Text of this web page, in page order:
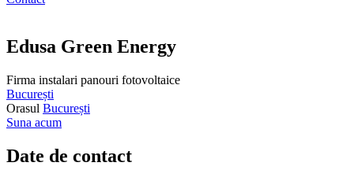
Edusa Green Energy
Firma instalari panouri fotovoltaice
București
Orasul București
Suna acum
Date de contact